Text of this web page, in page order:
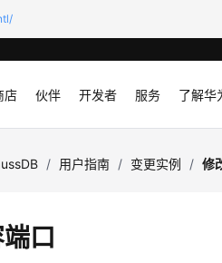
店 伙伴 开发者 服务 了解华
/ 用户指南 / 变更实例 / 修
口